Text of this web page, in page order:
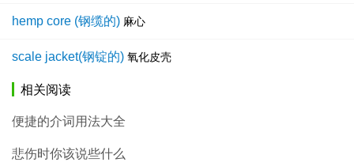
hemp core (钢缆的) 麻心
scale jacket(钢锭的) 氧化皮壳
相关阅读
便捷的介词用法大全
悲伤时你该说些什么